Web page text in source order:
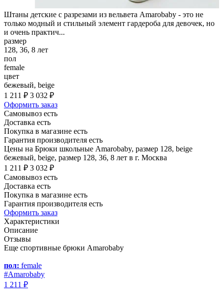
Штаны детские с разрезами из вельвета Amarobaby - это не
только модный и стильный элемент гардероба для девочек, но
и очень практич...
размер
128, 36, 8 лет
пол
female
цвет
бежевый, beige
1 211 ₽ 3 032 ₽
Оформить заказ
Самовывоз есть
Доставка есть
Покупка в магазине есть
Гарантия производителя есть
Цены на Брюки школьные Amarobaby, размер 128, beige
бежевый, beige, размер 128, 36, 8 лет в г. Москва
1 211 ₽ 3 032 ₽
Самовывоз есть
Доставка есть
Покупка в магазине есть
Гарантия производителя есть
Оформить заказ
Характеристики
Описание
Отзывы
Еще спортивные брюки Amarobaby
пол: female
#Amarobaby
1 211 ₽